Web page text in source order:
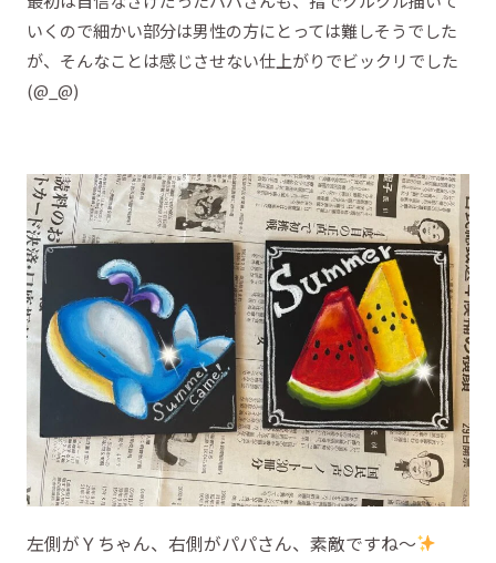
いくので細かい部分は男性の方にとっては難しそうでした
が、そんなことは感じさせない仕上がりでビックリでした
(@_@)
左側がＹちゃん、右側がパパさん、素敵ですね～